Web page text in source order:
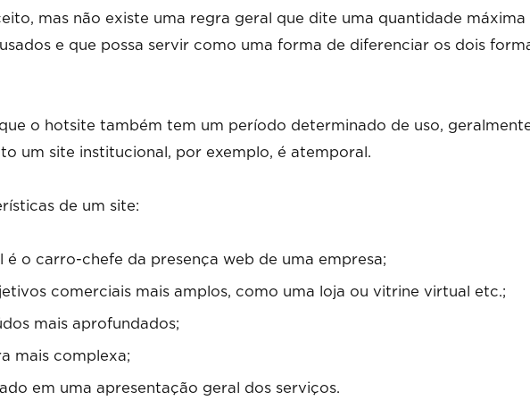
mas não existe uma regra geral que dite uma quantidade máxima
e que possa servir como uma forma de diferenciar os dois
o hotsite também tem um período determinado de uso,
um site institucional, por exemplo, é atemporal.
de um site:
é o carro-chefe da presença web de uma empresa;
comerciais mais amplos, como uma loja ou vitrine virtual etc.;
mais aprofundados;
mais complexa;
em uma apresentação geral dos serviços.